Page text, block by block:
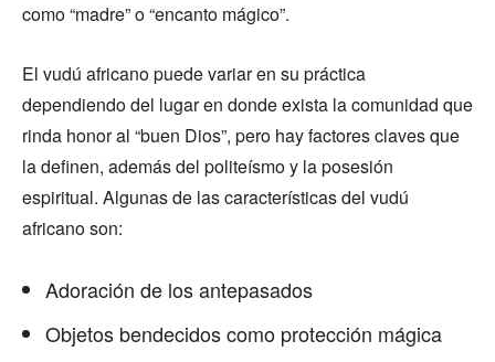
como “madre” o “encanto mágico”.
El vudú africano puede variar en su práctica
dependiendo del lugar en donde exista la comunidad que
rinda honor al “buen Dios”, pero hay factores claves que
la definen, además del politeísmo y la posesión
espiritual. Algunas de las características del vudú
africano son:
Adoración de los antepasados
Objetos bendecidos como protección mágica